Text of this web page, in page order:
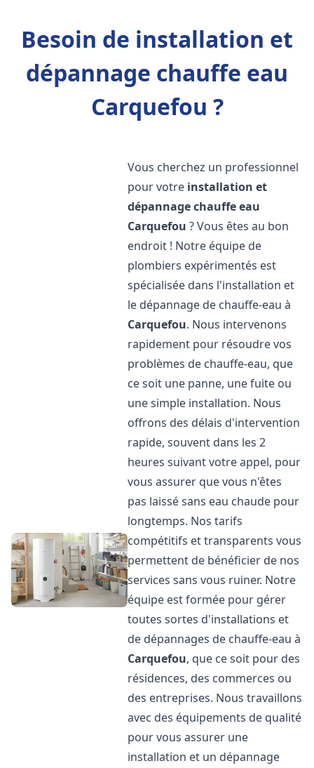
Besoin de installation et
dépannage chauffe eau
Carquefou ?
Vous cherchez un professionnel
pour votre installation et
dépannage chauffe eau
Carquefou ? Vous êtes au bon
endroit ! Notre équipe de
plombiers expérimentés est
spécialisée dans l'installation et
le dépannage de chauffe-eau à
Carquefou. Nous intervenons
rapidement pour résoudre vos
problèmes de chauffe-eau, que
ce soit une panne, une fuite ou
une simple installation. Nous
offrons des délais d'intervention
rapide, souvent dans les 2
heures suivant votre appel, pour
vous assurer que vous n'êtes
pas laissé sans eau chaude pour
longtemps. Nos tarifs
compétitifs et transparents vous
permettent de bénéficier de nos
services sans vous ruiner. Notre
équipe est formée pour gérer
toutes sortes d'installations et
de dépannages de chauffe-eau à
Carquefou, que ce soit pour des
résidences, des commerces ou
des entreprises. Nous travaillons
avec des équipements de qualité
pour vous assurer une
installation et un dépannage